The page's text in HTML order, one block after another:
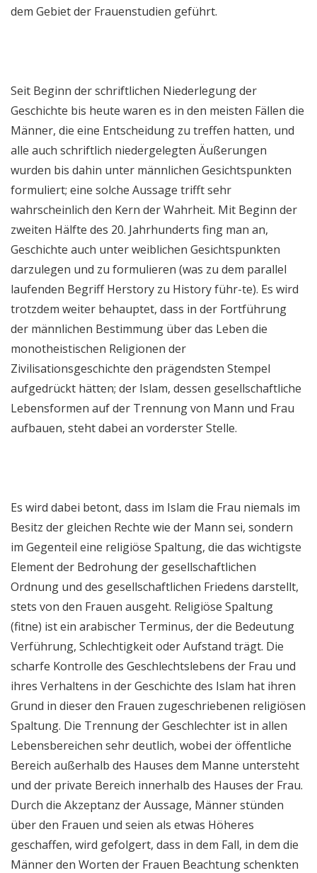
dem Gebiet der Frauenstudien geführt.
Seit Beginn der schriftlichen Niederlegung der
Geschichte bis heute waren es in den meisten Fällen die
Männer, die eine Entscheidung zu treffen hatten, und
alle auch schriftlich niedergelegten Äußerungen
wurden bis dahin unter männlichen Gesichtspunkten
formuliert; eine solche Aussage trifft sehr
wahrscheinlich den Kern der Wahrheit. Mit Beginn der
zweiten Hälfte des 20. Jahrhunderts fing man an,
Geschichte auch unter weiblichen Gesichtspunkten
darzulegen und zu formulieren (was zu dem parallel
laufenden Begriff Herstory zu History führ-te). Es wird
trotzdem weiter behauptet, dass in der Fortführung
der männlichen Bestimmung über das Leben die
monotheistischen Religionen der
Zivilisationsgeschichte den prägendsten Stempel
aufgedrückt hätten; der Islam, dessen gesellschaftliche
Lebensformen auf der Trennung von Mann und Frau
aufbauen, steht dabei an vorderster Stelle.
Es wird dabei betont, dass im Islam die Frau niemals im
Besitz der gleichen Rechte wie der Mann sei, sondern
im Gegenteil eine religiöse Spaltung, die das wichtigste
Element der Bedrohung der gesellschaftlichen
Ordnung und des gesellschaftlichen Friedens darstellt,
stets von den Frauen ausgeht. Religiöse Spaltung
(fitne) ist ein arabischer Terminus, der die Bedeutung
Verführung, Schlechtigkeit oder Aufstand trägt. Die
scharfe Kontrolle des Geschlechtslebens der Frau und
ihres Verhaltens in der Geschichte des Islam hat ihren
Grund in dieser den Frauen zugeschriebenen religiösen
Spaltung. Die Trennung der Geschlechter ist in allen
Lebensbereichen sehr deutlich, wobei der öffentliche
Bereich außerhalb des Hauses dem Manne untersteht
und der private Bereich innerhalb des Hauses der Frau.
Durch die Akzeptanz der Aussage, Männer stünden
über den Frauen und seien als etwas Höheres
geschaffen, wird gefolgert, dass in dem Fall, in dem die
Männer den Worten der Frauen Beachtung schenkten